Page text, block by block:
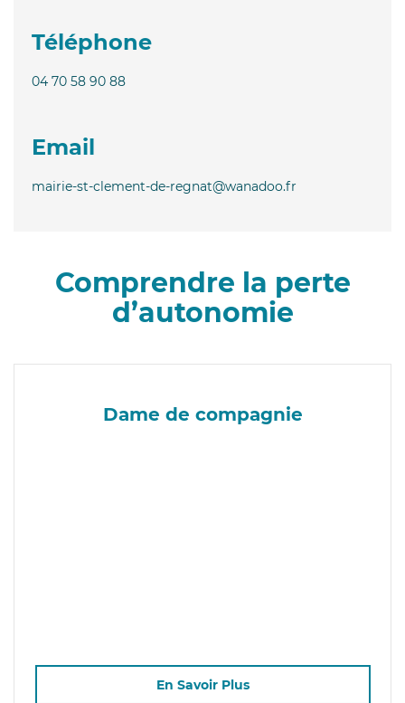
Téléphone
04 70 58 90 88
Email
mairie-st-clement-de-regnat@wanadoo.fr
Comprendre la perte
d’autonomie
Dame de compagnie
En Savoir Plus